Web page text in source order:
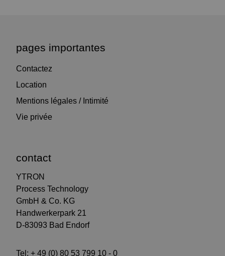
pages importantes
Contactez
Location
Mentions légales / Intimité
Vie privée
contact
YTRON
Process Technology
GmbH & Co. KG
Handwerkerpark 21
D-83093 Bad Endorf
Tel: + 49 (0) 80 53 799 10 - 0